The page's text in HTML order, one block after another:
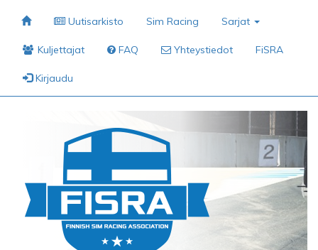
Uutisarkisto Sim Racing Sarjat
Kuljettajat FAQ Yhteystiedot FiSRA
Kirjaudu